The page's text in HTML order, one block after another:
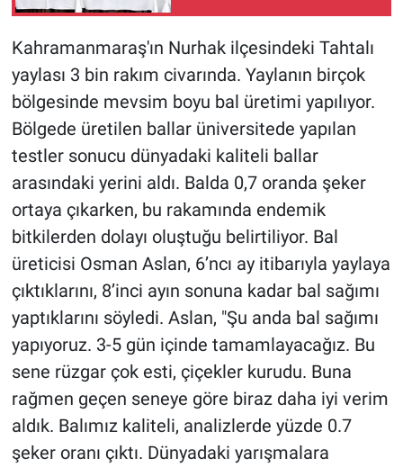
Kahramanmaraş'ın Nurhak ilçesindeki Tahtalı
yaylası 3 bin rakım civarında. Yaylanın birçok
bölgesinde mevsim boyu bal üretimi yapılıyor.
Bölgede üretilen ballar üniversitede yapılan
testler sonucu dünyadaki kaliteli ballar
arasındaki yerini aldı. Balda 0,7 oranda şeker
ortaya çıkarken, bu rakamında endemik
bitkilerden dolayı oluştuğu belirtiliyor. Bal
üreticisi Osman Aslan, 6’ncı ay itibarıyla yaylaya
çıktıklarını, 8’inci ayın sonuna kadar bal sağımı
yaptıklarını söyledi. Aslan, "Şu anda bal sağımı
yapıyoruz. 3-5 gün içinde tamamlayacağız. Bu
sene rüzgar çok esti, çiçekler kurudu. Buna
rağmen geçen seneye göre biraz daha iyi verim
aldık. Balımız kaliteli, analizlerde yüzde 0.7
şeker oranı çıktı. Dünyadaki yarışmalara